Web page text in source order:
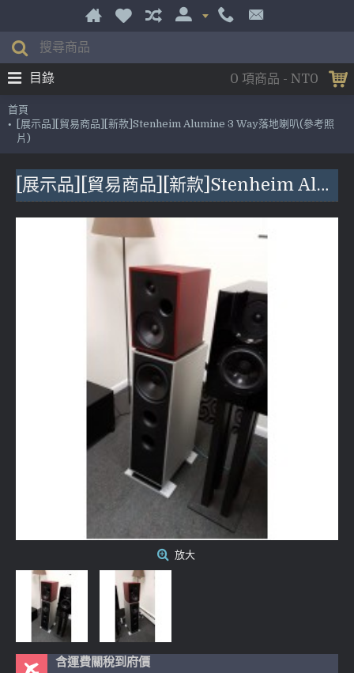
0 項商品 - NT0
目錄
首頁
[展示品][貿易商品][新款]Stenheim Alumine 3 Way落地喇叭(參考照
片)
[展示品][貿易商品][新款]Stenheim Alumine 3 Way落地喇叭(參考照片)
放大
含運費關稅到府價